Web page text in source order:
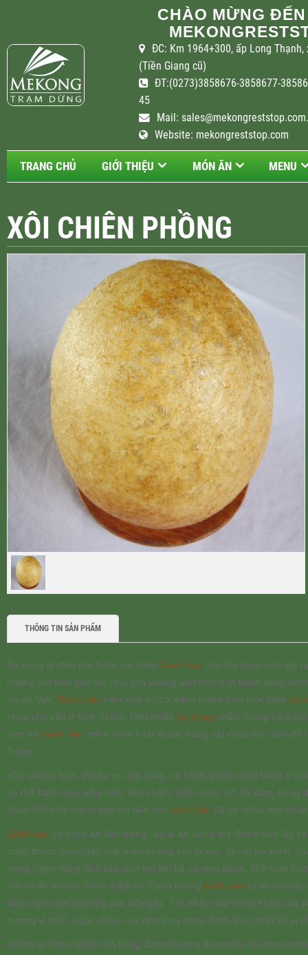
CHÀO MỪNG
ĐC: Km 1964+300, ấp Long
(Tiền Giang cũ)
ĐT:(0273)3858676-3858677-
45
Mail:
Website: mekongreststop.com
TRANG CHỦ GIỚI THIỆU MÓN ĂN MENU
XÔI CHIÊN PHỒNG
THÔNG TIN SẢN PHẨM
Ăn nóng là điều bắt buộc với chiếc bánh xèo nên khi bánh vừa lấy
những làn khói bốc lên như còn vương vấn trên mặt bánh vàng
người Việt. Bánh xèo hiện nay do có thêm phiên bản mới giữa
nhau chủ yếu ở kích thước. Nếu chiếc bánh xèo miền Trung nằm
rụm thì bánh xèo miền Nam kích thước bằng cái chảo lớn, bột
Trung.
Vẫn với tép tươi, thịt ba rọi, giá sống, củ hành, phần nhân bánh ở
có thể thêm vào nấm mối, kim châm, nấm tràm, cổ hũ dừa,
Mười Xiềm đã mạnh dạn cải tiến nên bánh xèo đã có nhiều loại
Bánh xèo có cách ăn đặc trưng, đó là ăn bằng tay. Bánh vừa lấy
cuốn thành cuốn dày cộp toàn những rau là rau, từ cải bẹ xanh,
nóng, nghe tiếng rôm rốp giòn tan khi bẻ và nhai bánh. Mũi ngửi
rau và đỏ au của nước mắm ớt. Cuộn miếng bánh xèo từ từ cho vào
đẩy chạm đến ngưỡng của đô ngậy. Tức khắc mùi vị the nhẩn của
hương vị mặn, ngọt, chua, cay như thay nhau đánh thức toàn bộ vị
Không gì khoái khẩu cho bằng được thưởng thức món ăn đơn sơ